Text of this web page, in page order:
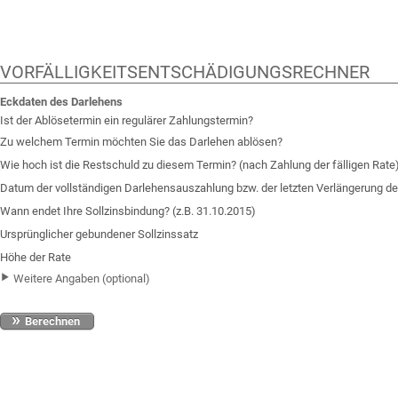
VORFÄLLIGKEITSENTSCHÄDIGUNGSRECHNER
Eckdaten des Darlehens
Ist der Ablösetermin ein regulärer Zahlungstermin?
Zu welchem Termin möchten Sie das Darlehen ablösen?
Wie hoch ist die Restschuld zu diesem Termin? (nach Zahlung der fälligen Rate)
Datum der vollständigen Darlehensauszahlung bzw. der letzten Verlängerung
Wann endet Ihre Sollzins­bindung? (z.B. 31.10.2015)
Ursprünglicher gebundener Sollzinssatz
Höhe der Rate
Weitere Angaben (optional)
Berechnen